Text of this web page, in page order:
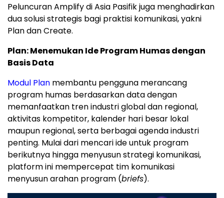
Peluncuran Amplify di Asia Pasifik juga menghadirkan
dua solusi strategis bagi praktisi komunikasi, yakni
Plan dan Create.
Plan: Menemukan Ide Program Humas dengan
Basis Data
Modul Plan membantu pengguna merancang
program humas berdasarkan data dengan
memanfaatkan tren industri global dan regional,
aktivitas kompetitor, kalender hari besar lokal
maupun regional, serta berbagai agenda industri
penting. Mulai dari mencari ide untuk program
berikutnya hingga menyusun strategi komunikasi,
platform ini mempercepat tim komunikasi
menyusun arahan program (briefs).